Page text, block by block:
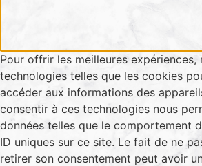
Pour offrir les meilleures expériences,
technologies telles que les cookies
accéder aux informations des
consentir à ces technologies nous
données telles que le comportement
ID uniques sur ce site. Le fait de ne
retirer son consentement peut avoir